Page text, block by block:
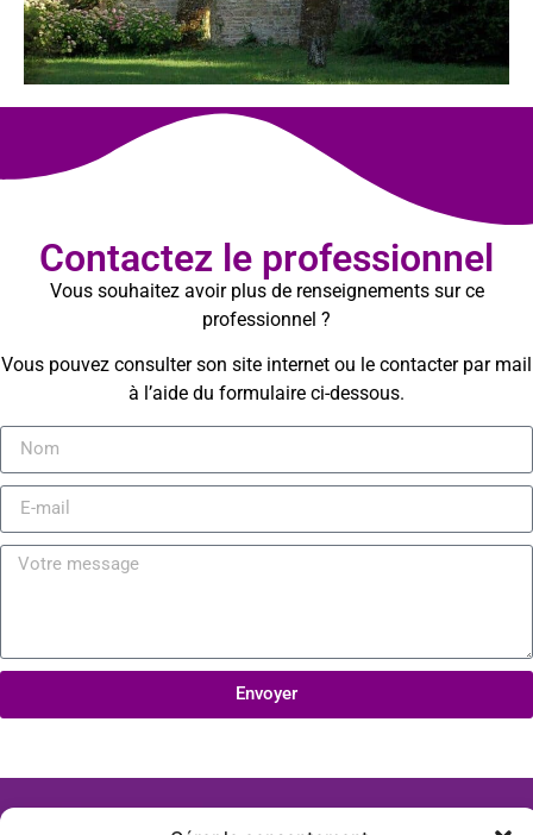
Contactez le professionnel
Vous souhaitez avoir plus de renseignements sur ce
professionnel ?
Vous pouvez consulter son site internet ou le contacter par mail
à l’aide du formulaire ci-dessous.
Envoyer